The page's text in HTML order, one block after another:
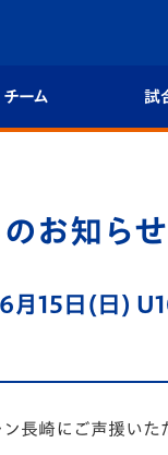
ーム
ール
フィール
試
U-21 Jリ
フォトギ
スタジア
お知らせ
15日(日)
長崎にご声援いた